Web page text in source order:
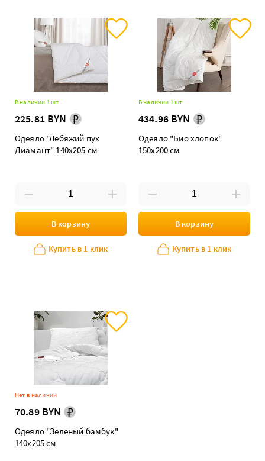
В наличии 1 шт
225.81 BYN
Одеяло "Лебяжий пух
Диамант" 140х205 см
В корзину
Купить в 1 клик
В наличии 1 шт
434.96 BYN
Одеяло "Био хлопок"
150х200 см
В корзину
Купить в 1 клик
Нет в наличии
70.89 BYN
Одеяло "Зеленый бамбук"
140х205 см